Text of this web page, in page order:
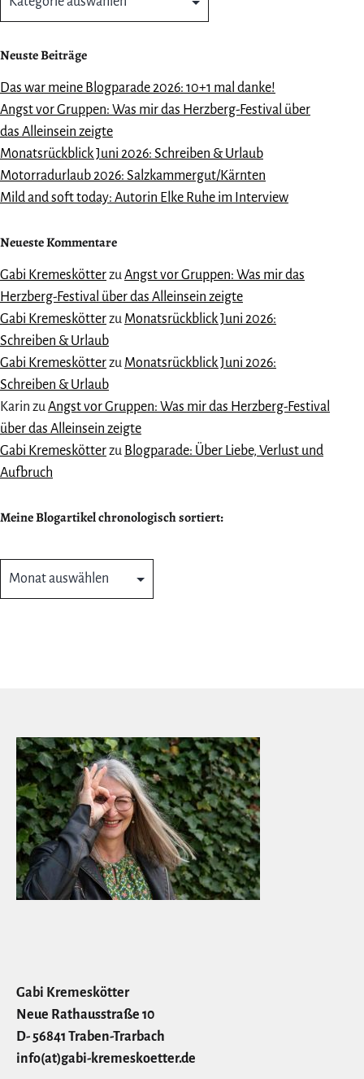
Neuste Beiträge
Das war meine Blogparade 2026: 10+1 mal danke!
Angst vor Gruppen: Was mir das Herzberg-Festival über
das Alleinsein zeigte
Monatsrückblick Juni 2026: Schreiben & Urlaub
Motorradurlaub 2026: Salzkammergut/Kärnten
Mild and soft today: Autorin Elke Ruhe im Interview
Neueste Kommentare
Gabi KremeskötterzuAngst vor Gruppen: Was mir das
Herzberg-Festival über das Alleinsein zeigte
Gabi Kremeskötterzu Monatsrückblick Juni 2026:
Schreiben & Urlaub
Gabi Kremeskötterzu Monatsrückblick Juni 2026:
Schreiben & Urlaub
Karin zuAngst vor Gruppen: Was mir das Herzberg-Festival
über das Alleinsein zeigte
Gabi Kremeskötterzu Blogparade: Über Liebe, Verlust und
Aufbruch
Meine Blogartikel chronologisch sortiert:
Blogartikel
chronologisch
Gabi Kremeskötter
Neue Rathausstraße 10
D- 56841 Traben-Trarbach
info(at)gabi-kremeskoetter.de